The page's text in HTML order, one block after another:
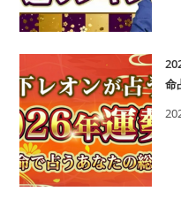
復
縁
率
は
XX％！
木
下
レ
オ
命